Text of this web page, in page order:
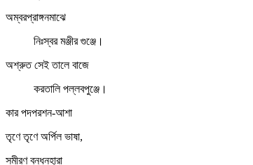
অম্বরপ্রাঙ্গনমাঝে
নিঃস্বর মঞ্জীর গুঞ্জে।
অশ্রুত সেই তালে বাজে
করতালি পল্লবপুঞ্জে।
কার পদপরশন-আশা
তৃণে তৃণে অর্পিল ভাষা,
সমীরণ বন্ধনহারা